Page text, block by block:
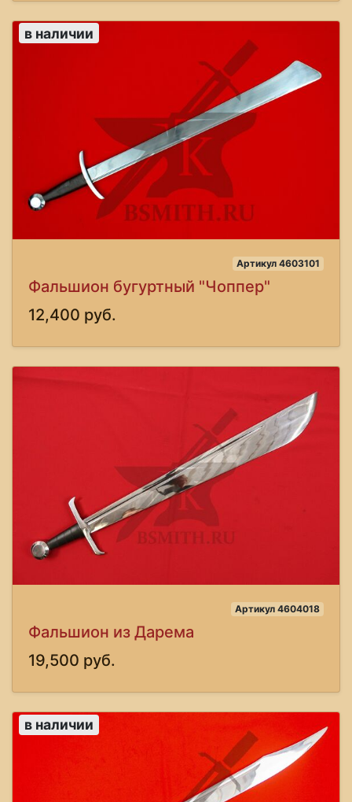
в наличии
Артикул 4603101
Фальшион бугуртный "Чоппер"
12,400 руб.
Артикул 4604018
Фальшион из Дарема
19,500 руб.
в наличии